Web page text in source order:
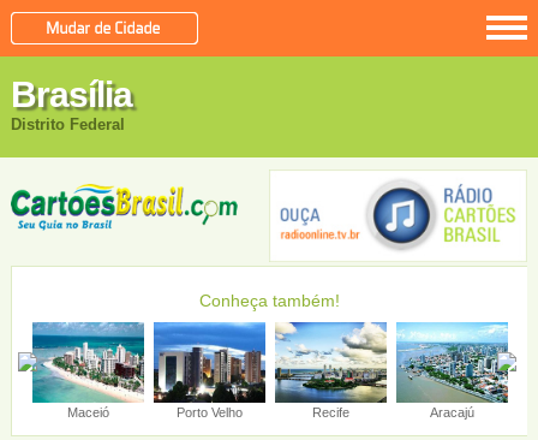
Brasília
Distrito Federal
Conheça também!
Maceió Porto Velho Recife Aracajú